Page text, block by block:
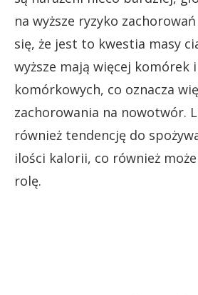
na wyższe ryzyko
się, że jest to kwestia masy
wyższe mają więcej komórek
komórkowych, co oznacza
zachorowania na nowotwór.
również tendencję do
ilości kalorii, co również
rolę.